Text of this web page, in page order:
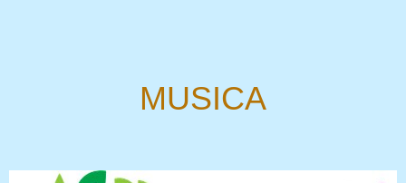
MUSICA